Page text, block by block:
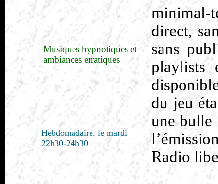
minimal-
direct,
sans
playlists
du jeu
une bulle
Radio
Musiques hypnotiques et
ambiances erratiques
Hebdomadaire, le mardi
22h30-24h30